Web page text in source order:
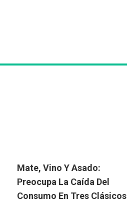
Mate, Vino Y Asado:
Preocupa La Caída Del
Consumo En Tres Clásicos